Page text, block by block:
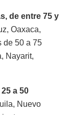
de entre 75 y
Oaxaca,
de 50 a 75
Nayarit,
a 50
Nuevo